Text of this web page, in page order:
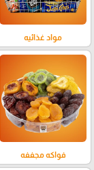
مواد غذائيه
فواكه مجففه